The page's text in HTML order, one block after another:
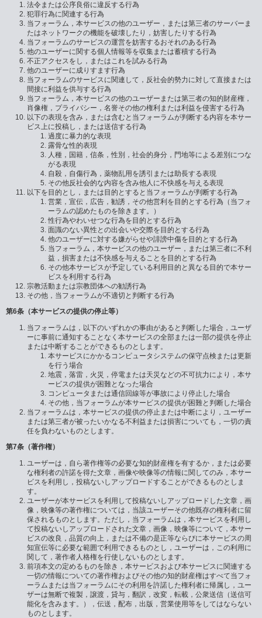
法令または公序良俗に違反する行為
犯罪行為に関連する行為
当フォーラム，本サービスの他のユーザー，または第三者のサーバーま
たはネットワークの機能を破壊したり，妨害したりする行為
当フォーラムのサービスの運営を妨害するおそれのある行為
他のユーザーに関する個人情報等を収集または蓄積する行為
不正アクセスをし，またはこれを試みる行為
他のユーザーに成りすます行為
当フォーラムのサービスに関連して，反社会的勢力に対して直接または
間接に利益を供与する行為
当フォーラム，本サービスの他のユーザーまたは第三者の知的財産権，
肖像権，プライバシー，名誉その他の権利または利益を侵害する行為
以下の表現を含み，または含むと当フォーラムが判断する内容を本サー
ビス上に投稿し，または送信する行為
過度に暴力的な表現
露骨な性的表現
人種，国籍，信条，性別，社会的身分，門地等による差別につな
がる表現
自殺，自傷行為，薬物乱用を誘引または助長する表現
その他反社会的な内容を含み他人に不快感を与える表現
以下を目的とし，または目的とすると当フォーラムが判断する行為
営業，宣伝，広告，勧誘，その他営利を目的とする行為（当フォ
ーラムの認めたものを除きます。）
性行為やわいせつな行為を目的とする行為
面識のない異性との出会いや交際を目的とする行為
他のユーザーに対する嫌がらせや誹謗中傷を目的とする行為
当フォーラム，本サービスの他のユーザー，または第三者に不利
益，損害または不快感を与えることを目的とする行為
その他本サービスが予定している利用目的と異なる目的で本サー
ビスを利用する行為
宗教活動または宗教団体への勧誘行為
その他，当フォーラムが不適切と判断する行為
第6条（本サービスの提供の停止等）
当フォーラムは，以下のいずれかの事由があると判断した場合，ユーザ
ーに事前に通知することなく本サービスの全部または一部の提供を停止
または中断することができるものとします。
本サービスにかかるコンピュータシステムの保守点検または更新
を行う場合
地震，落雷，火災，停電または天災などの不可抗力により，本サ
ービスの提供が困難となった場合
コンピュータまたは通信回線等が事故により停止した場合
その他，当フォーラムが本サービスの提供が困難と判断した場合
当フォーラムは，本サービスの提供の停止または中断により，ユーザー
または第三者が被ったいかなる不利益または損害についても，一切の責
任を負わないものとします。
第7条（著作権）
ユーザーは，自ら著作権等の必要な知的財産権を有するか，または必要
な権利者の許諾を得た文章，画像や映像等の情報に関してのみ，本サー
ビスを利用し，投稿ないしアップロードすることができるものとしま
す。
ユーザーが本サービスを利用して投稿ないしアップロードした文章，画
像，映像等の著作権については，当該ユーザーその他既存の権利者に留
保されるものとします。ただし，当フォーラムは，本サービスを利用し
て投稿ないしアップロードされた文章，画像，映像等について，本サー
ビスの改良，品質の向上，または不備の是正等ならびに本サービスの周
知宣伝等に必要な範囲で利用できるものとし，ユーザーは，この利用に
関して，著作者人格権を行使しないものとします。
前項本文の定めるものを除き，本サービスおよび本サービスに関連する
一切の情報についての著作権およびその他の知的財産権はすべて当フォ
ーラムまたは当フォーラムにその利用を許諾した権利者に帰属し，ユー
ザーは無断で複製，譲渡，貸与，翻訳，改変，転載，公衆送信（送信可
能化を含みます。），伝送，配布，出版，営業使用等をしてはならない
ものとします。